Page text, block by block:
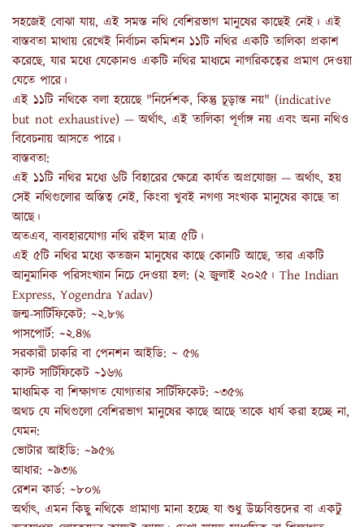
সহজেই বোঝা যায়, এই সমস্ত নথি বেশিরভাগ মানুষের কাছেই নেই। এই
বাস্তবতা মাথায় রেখেই নির্বাচন কমিশন ১১টি নথির একটি তালিকা প্রকাশ
করেছে, যার মধ্যে যেকোনও একটি নথির মাধ্যমে নাগরিকত্বের প্রমাণ দেওয়া
যেতে পারে।
এই ১১টি নথিকে বলা হয়েছে "নির্দেশক, কিন্তু চূড়ান্ত নয়" (indicative
but not exhaustive) — অর্থাৎ, এই তালিকা পূর্ণাঙ্গ নয় এবং অন্য নথিও
বিবেচনায় আসতে পারে।
বাস্তবতা:‌
এই ১১টি নথির মধ্যে ৬টি বিহারের ক্ষেত্রে কার্যত অপ্রযোজ্য — অর্থাৎ, হয়
সেই নথিগুলোর অস্তিত্ব নেই, কিংবা খুবই নগণ্য সংখ্যক মানুষের কাছে তা
আছে।
অতএব, ব্যবহারযোগ্য নথি রইল মাত্র ৫টি।
এই ৫টি নথির মধ্যে কতজন মানুষের কাছে কোনটি আছে, তার একটি
আনুমানিক পরিসংখ্যান নিচে দেওয়া হল: (২ জুলাই ২০২৫। The Indian
Express, Yogendra Yadav)
জন্ম-সার্টিফিকেট: ~২.৮%
পাসপোর্ট: ~২.৪%
সরকারী চাকরি বা পেনশন আইডি: ~ ৫%
কাস্ট সার্টিফিকেট ~১৬%
মাধ্যমিক বা শিক্ষাগত যোগ্যতার সার্টিফিকেট: ~৩৫%
অথচ যে নথিগুলো বেশিরভাগ মানুষের কাছে আছে তাকে ধার্য করা হচ্ছে না,
যেমন:
ভোটার আইডি: ~৯৫%
আধার: ~৯৩%
রেশন কার্ড: ~৮০%
অর্থাৎ, এমন কিছু নথিকে প্রামাণ্য মানা হচ্ছে যা শুধু উচ্চবিত্তদের বা একটু